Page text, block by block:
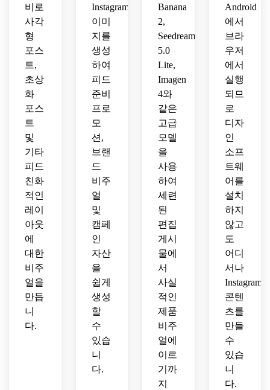
인스
타그
램 게
시물
드세
요.
스타
램 회
마 표
출시
발표
게시
물을
만들
어보
세요.
비로
사각
형
포스
트,
초상
화
포스
트
및
기타
피드
친화
적인
레이
아웃
에
대한
비주
얼을
만듭
니
다.
Instagram
이미
지를
생성
하여
피드
준비
프로
모
션,
브랜
드
비주
얼
및
캠페
인
자산
을
쉽게
생성
할
수
있습
니
다.
Banana
2,
Seedream
5.0
Lite,
Imagen
4와
같은
고급
모델
을
사용
하여
세련
된
편집
게시
물에
서
사실
적인
제품
비주
얼에
이르
기까
지
Android
에서
브라
우저
에서
실행
되므
로
디자
인
소프
트웨
어를
설치
하지
않고
도
어디
서나
Instagram
콘텐
츠를
만들
수
있습
니
다.